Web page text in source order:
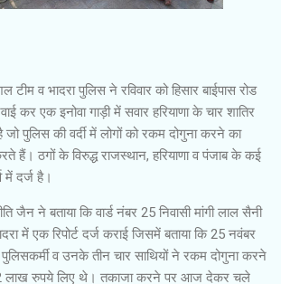
व भादरा पुलिस ने रविवार को हिसार बाईपास रोड
कर एक इनोवा गाड़ी में सवार हरियाणा के चार शातिर
जो पुलिस की वर्दी में लोगों को रकम दोगुना करने का
हैं। ठगों के विरुद्ध राजस्थान, हरियाणा व पंजाब के कई
में दर्ज है।
जैन ने बताया कि वार्ड नंबर 25 निवासी मांगी लाल सैनी
में एक रिपोर्ट दर्ज कराई जिसमें बताया कि 25 नवंबर
व उनके तीन चार साथियों ने रकम दोगुना करने
2 लाख रुपये लिए थे। तकाजा करने पर आज देकर चले